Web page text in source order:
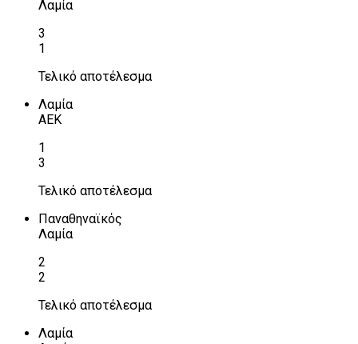
Λαμία
3
1
Τελικό αποτέλεσμα
Λαμία
ΑΕΚ
1
3
Τελικό αποτέλεσμα
Παναθηναϊκός
Λαμία
2
2
Τελικό αποτέλεσμα
Λαμία